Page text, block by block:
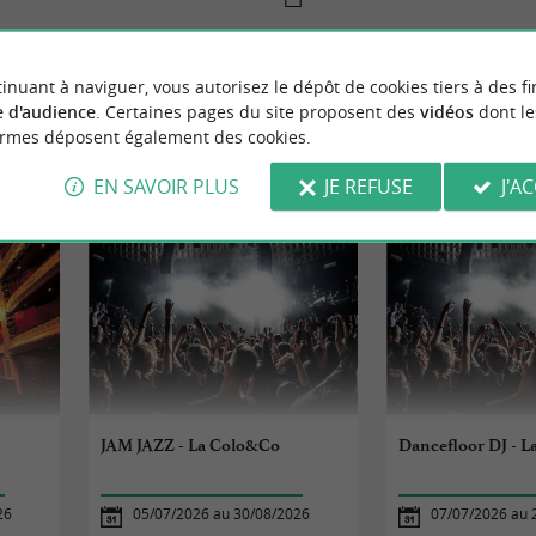
À DOLUS-
JAM JAZZ - La Colo&Co
05/07/2026 au 30/08/2026
Dancefloor DJ -
07/07/2026 au
à naviguer, vous autorisez le dépôt de cookies tiers à des
d'audience. Certaines pages du site proposent des vidéosdont
déposent également des cookies.
EN SAVOIR PLUS JE REFUSE